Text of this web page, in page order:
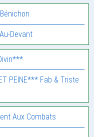
Devant
PEINE*** Fab & Triste
Aux Combats